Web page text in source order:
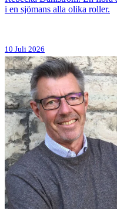
i en sjömans alla olika roller.
10 Juli 2026